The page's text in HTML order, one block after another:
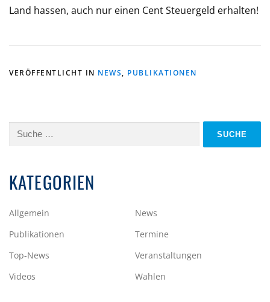
Land hassen, auch nur einen Cent Steuergeld erhalten!
VERÖFFENTLICHT IN NEWS, PUBLIKATIONEN
Suche
KATEGORIEN
Allgemein
News
Publikationen
Termine
Top-News
Veranstaltungen
Videos
Wahlen